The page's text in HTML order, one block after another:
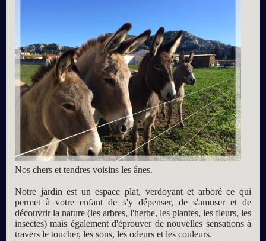
Nos chers et tendres voisins les ânes.
Notre jardin est un espace plat, verdoyant et arboré ce qui
permet à votre enfant de s'y dépenser, de s'amuser et de
découvrir la nature (les arbres, l'herbe, les plantes, les fleurs, les
insectes) mais également d'éprouver de nouvelles sensations à
travers le toucher, les sons, les odeurs et les couleurs.